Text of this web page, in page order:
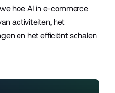
hoe AI in e-commerce
activiteiten, het
en het efficiënt schalen